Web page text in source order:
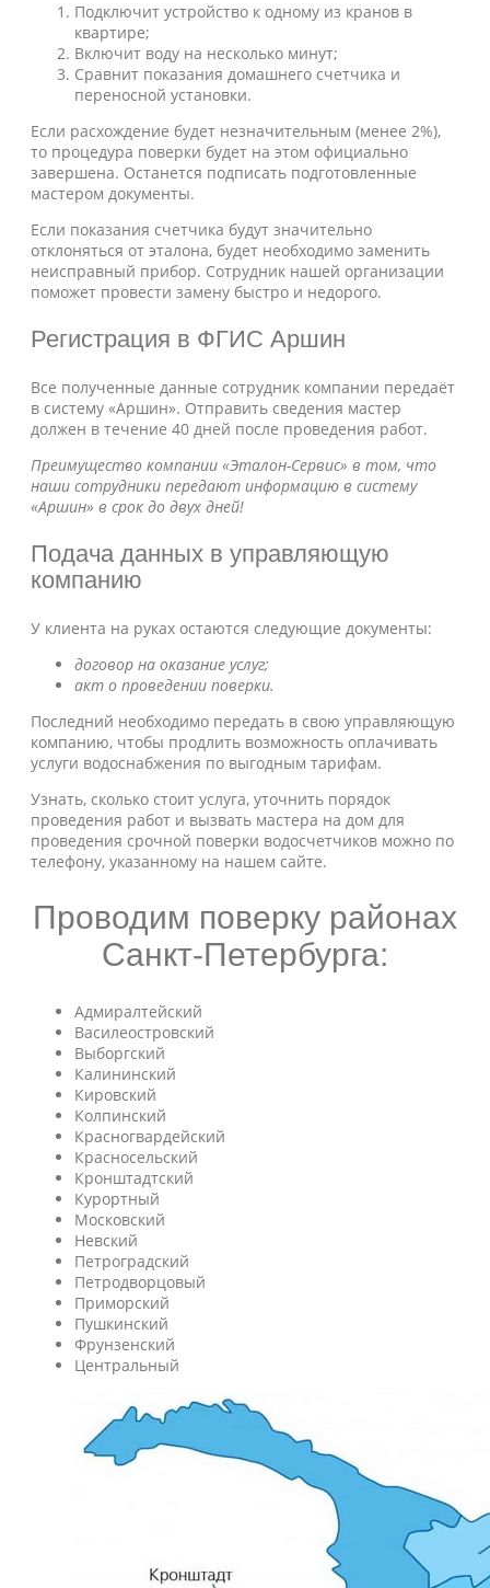
Подключит устройство к одному из кранов в
квартире;
Включит воду на несколько минут;
Сравнит показания домашнего счетчика и
переносной установки.
Если расхождение будет незначительным (менее 2%),
то процедура поверки будет на этом официально
завершена. Останется подписать подготовленные
мастером документы.
Если показания счетчика будут значительно
отклоняться от эталона, будет необходимо заменить
неисправный прибор. Сотрудник нашей организации
поможет провести замену быстро и недорого.
Регистрация в ФГИС Аршин
Все полученные данные сотрудник компании передаёт
в систему «Аршин». Отправить сведения мастер
должен в течение 40 дней после проведения работ.
Преимущество компании «Эталон-Сервис» в том, что
наши сотрудники передают информацию в систему
«Аршин» в срок до двух дней!
Подача данных в управляющую
компанию
У клиента на руках остаются следующие документы:
договор на оказание услуг;
акт о проведении поверки.
Последний необходимо передать в свою управляющую
компанию, чтобы продлить возможность оплачивать
услуги водоснабжения по выгодным тарифам.
Узнать, сколько стоит услуга, уточнить порядок
проведения работ и вызвать мастера на дом для
проведения срочной поверки водосчетчиков можно по
телефону, указанному на нашем сайте.
Проводим поверку районах
Санкт-Петербурга:
Адмиралтейский
Василеостровский
Выборгский
Калининский
Кировский
Колпинский
Красногвардейский
Красносельский
Кронштадтcкий
Курортный
Московский
Невский
Петроградский
Петродворцовый
Приморский
Пушкинский
Фрунзенский
Центральный